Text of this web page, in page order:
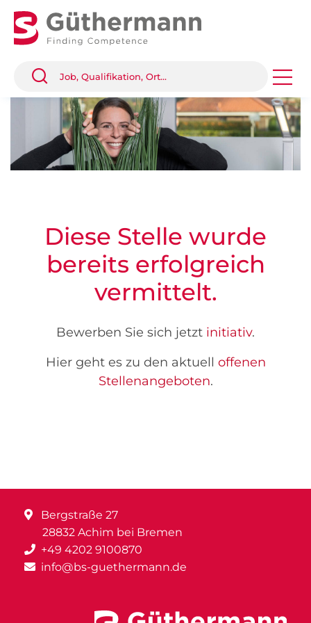
Diese Stelle wurde
bereits erfolgreich
vermittelt.
Bewerben Sie sich jetzt initiativ.
Hier geht es zu den aktuell offenen
Stellenangeboten.
Bergstraße 27
28832 Achim bei Bremen
+49 4202 9100870
info@bs-guethermann.de